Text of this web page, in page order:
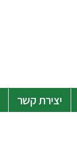
יצירת קשר